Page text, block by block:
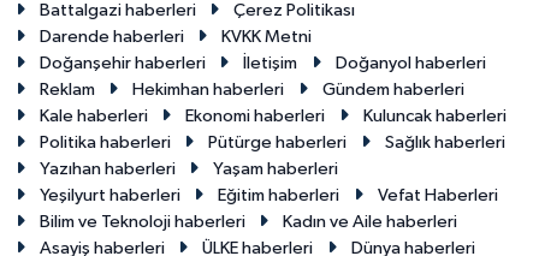
Battalgazi haberleri
Çerez Politikası
Darende haberleri
KVKK Metni
Doğanşehir haberleri
İletişim
Doğanyol haberleri
Reklam
Hekimhan haberleri
Gündem haberleri
Kale haberleri
Ekonomi haberleri
Kuluncak haberleri
Politika haberleri
Pütürge haberleri
Sağlık haberleri
Yazıhan haberleri
Yaşam haberleri
Yeşilyurt haberleri
Eğitim haberleri
Vefat Haberleri
Bilim ve Teknoloji haberleri
Kadın ve Aile haberleri
Asayiş haberleri
ÜLKE haberleri Dünya haberleri